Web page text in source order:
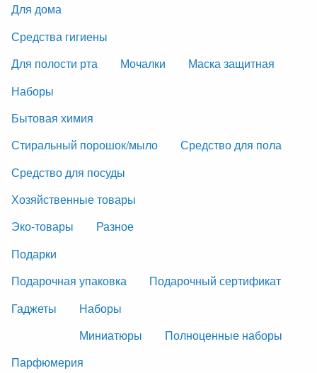
Для дома
Средства гигиены
Для полости рта
Мочалки
Маска защитная
Наборы
Бытовая химия
Стиральный порошок/мыло
Средство для пола
Средство для посуды
Хозяйственные товары
Эко-товары
Разное
Подарки
Подарочная упаковка
Подарочный сертификат
Гаджеты
Наборы
Миниатюры
Полноценные наборы
Парфюмерия